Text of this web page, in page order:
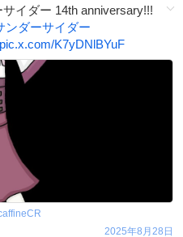
ー
を
消
イダー 14th anniversary!!!
ンダーサイダー
pic.x.com/K7yDNlBYuF
2025年8月28日